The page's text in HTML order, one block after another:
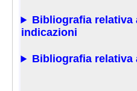
Bibliografia relativa
indicazioni
Bibliografia relativa